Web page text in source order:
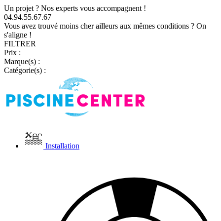
Un projet ? Nos experts vous accompagnent !
04.94.55.67.67
Vous avez trouvé moins cher ailleurs aux mêmes conditions ? On
s'aligne !
FILTRER
Prix :
Marque(s) :
Catégorie(s) :
Installation